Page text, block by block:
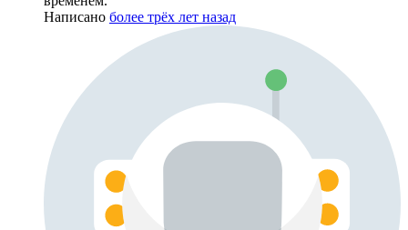
Написано более трёх лет назад